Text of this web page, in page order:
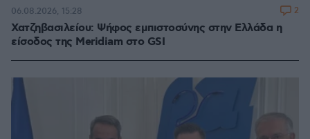
Χατζηβασιλείου: Ψήφος εμπιστοσύνης στην Ελλάδα η
είσοδος της Meridiam στο GSI
06.08.2026, 15:28 2